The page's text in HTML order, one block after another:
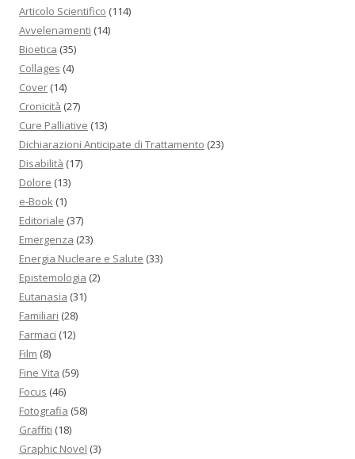
Articolo Scientifico (114)
Avvelenamenti (14)
Bioetica (35)
Collages (4)
Cover (14)
Cronicità (27)
Cure Palliative (13)
Dichiarazioni Anticipate di Trattamento (23)
Disabilità (17)
Dolore (13)
e-Book (1)
Editoriale (37)
Emergenza (23)
Energia Nucleare e Salute (33)
Epistemologia (2)
Eutanasia (31)
Familiari (28)
Farmaci (12)
Film (8)
Fine Vita (59)
Focus (46)
Fotografia (58)
Graffiti (18)
Graphic Novel (3)